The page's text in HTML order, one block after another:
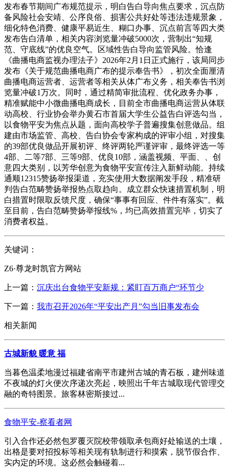
发布春节期间广布规范提示，明白告白导向焦点要求，沉点防
备风险社会安靖、公序良俗、损害公共好处等违法违规景象，
细化特色消费、健康平易近生、糊口办事、沉点前言等四大类
发布告白清单，相关内容浏览量冲破5000次，营制出“知规
范、守底线”的优良空气。区域性告白导向监管风险。恰逢
《曲播电商监视办理法子》2026年2月1日正式施行，该局同步
发布《关于规范曲播电商广布的提示奉告书》，初次全面厘清
曲播电商运营者、运营者等相关从体广布义务，相关奉告书浏
览量冲破1万次。同时，通过精简审批流程、优化政务办事，
精准赋能中小微曲播电商成长，目前全市曲播电商运营从体联
动高校、行业协会举办黄石市首届大学生公益告白评选勾当，
以食物平安为焦点从题，面向高校学子普遍搜集创意做品。组
建由市场监管、高校、告白协会专家构成的评审小组，对搜集
的39部优良做品开展初评、终评两轮严谨评审，最终评选一等
4部、二等7部、三等9部、优良10部，涵盖视频、平面、、创
意四大类别，以芳华创意为食物平安宣传注入新鲜动能。持续
通顺12315赞扬举报渠道，充实使用大数据阐发手段，精准研
判告白范畴赞扬举报热点取趋向。成立群众快速措置机制，明
白措置时限取反馈尺度，确保“事事有回应、件件有落实”。截
至目前，告白范畴赞扬举报线%，均已高效措置完毕，切实了
消费者权益。
关键词：
Z6·尊龙时凯官方网站
上一篇： 沉庆出台食物平安新规：紧盯百万商户“环节少
下一篇： 我市召开2026年“平安出产月”勾当旧事发布会
相关新闻
古城新貌 暖意 福
当暮色温柔地漫过福建省南平市建州古城的青石板，建州味道
不夜城的灯火便次序递次亮起，映照出千年古城取现代管理交
融的奇特图景。旅客林密斯接过...
食物平安-察看者网
引入合作还必然包罗覆灭院校带领取承包商好处输送的土壤，
出格是要对招投标等相关现有轨制进行和摸索，脱节假合作、
实内定的环境。这必然会触碰着...